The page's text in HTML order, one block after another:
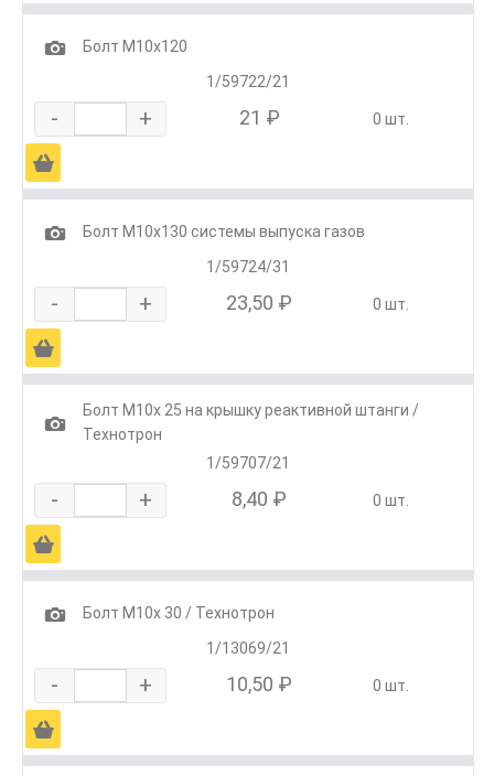
1
Болт М10х120
1/59722/21
- + 21 ₽ 0 шт.
Ä
1
Болт М10х130 системы выпуска газов
1/59724/31
- + 23,50 ₽ 0 шт.
Ä
1
Болт М10х 25 на крышку реактивной штанги /
Технотрон
1/59707/21
- + 8,40 ₽ 0 шт.
Ä
1
Болт М10х 30 / Технотрон
1/13069/21
- + 10,50 ₽ 0 шт.
Ä